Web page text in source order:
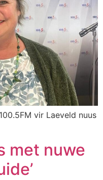
vir Laeveld nuus
met nuwe